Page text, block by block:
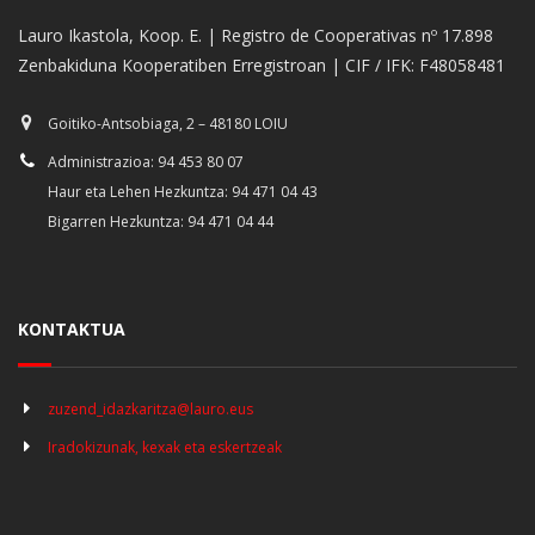
Lauro Ikastola, Koop. E. | Registro de Cooperativas nº 17.898
Zenbakiduna Kooperatiben Erregistroan | CIF / IFK: F48058481
Goitiko-Antsobiaga, 2 – 48180 LOIU
Administrazioa: 94 453 80 07
Haur eta Lehen Hezkuntza: 94 471 04 43
Bigarren Hezkuntza: 94 471 04 44
KONTAKTUA
zuzend_idazkaritza@lauro.eus
Iradokizunak, kexak eta eskertzeak